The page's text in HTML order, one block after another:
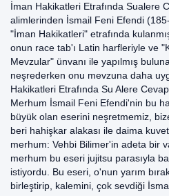
İman Hakikatleri Etrafında Sualere
alimlerinden İsmail Feni Efendi
"İman Hakikatleri" etrafında
onun race tab'ı Latin harfleriyle ve
Mevzular" ünvanı ile yapılmış
neşrederken onu mevzuna daha
Hakikatleri Etrafında Su Alere
Merhum İsmail Feni Efendi'nin bu
büyük olan eserini neşretmemiz,
beri hahişkar alakası ile daima
merhum: Vehbi Bilimer'in adeta bir
merhum bu eseri jujitsu parasıyla
istiyordu. Bu eseri, o'nun yarım
birleştirip, kalemini, çok sevdiği